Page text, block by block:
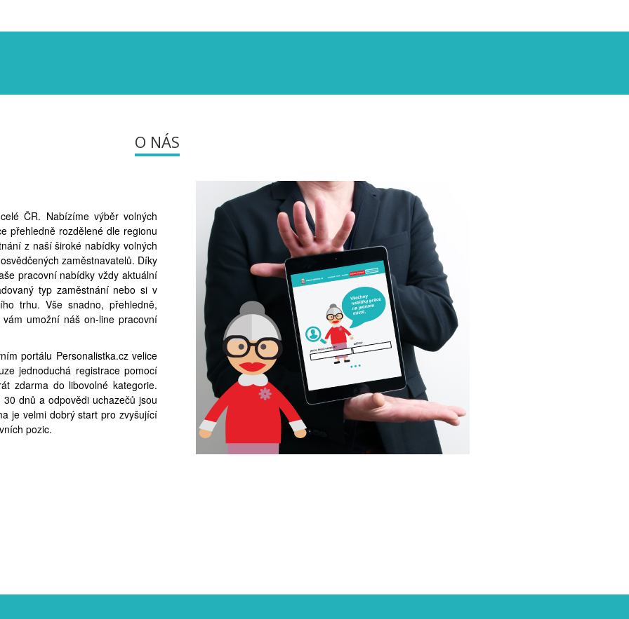
O NÁS
ČR. Nabízíme výběr volných
přehledně rozdělené dle regionu
z naší široké nabídky volných
zaměstnavatelů. Díky
pracovní nabídky vždy aktuální
typ zaměstnání nebo si v
trhu. Vše snadno, přehledně,
umožní náš on-line pracovní
portálu Personalistka.cz velice
jednoduchá registrace pomocí
zdarma do libovolné kategorie.
dnů a odpovědi uchazečů jsou
je velmi dobrý start pro zvyšující
pozic.